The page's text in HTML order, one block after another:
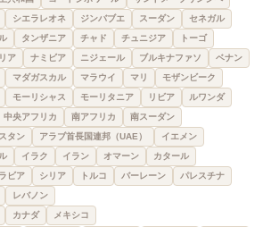
シエラレオネ ジンバブエ スーダン
セネガル
タンザニア チャド チュニジア
トーゴ
ア
ナミビア ニジェール ブルキナファソ
ベナン
マダガスカル マラウイ マリ
モザンビーク
モーリシャス モーリタニア リビア
ルワンダ
中央アフリカ 南アフリカ 南スーダン
タン アラブ首長国連邦（UAE）
イエメン
イラク イラン オマーン
カタール
ビア
シリア トルコ バーレーン
パレスチナ
レバノン
カナダ メキシコ